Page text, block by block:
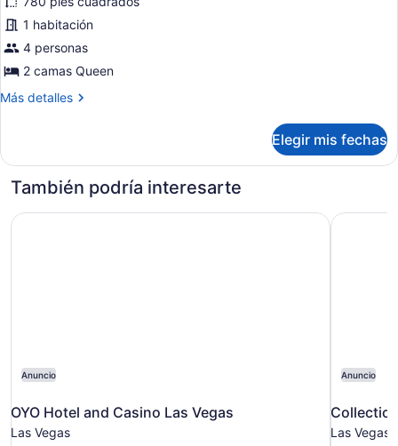
de
Habitación
1 habitación
4 personas
2 camas Queen
Más detalles
Más
Elegir mis fechas
También podría interesarte
Anuncio
OYO Hotel and Casino Las Vegas
Las Vegas
OYO Hotel and Casino Las Vegas
Anuncio
Las Vegas